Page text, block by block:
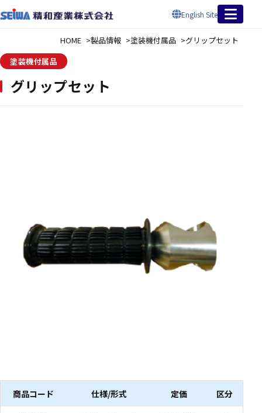
English Site
HOME 製品情報 塗装機付属品
グリップセット
塗装機付属品
グリップセット
商品コード 仕様/形式 定価 区分